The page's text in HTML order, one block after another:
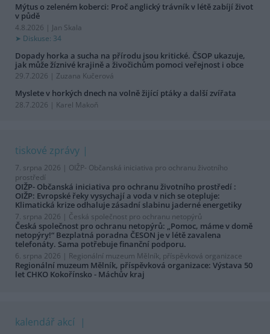
Mýtus o zeleném koberci: Proč anglický trávník v létě zabíjí život
v půdě
4.8.2026 | Jan Skala
Diskuse: 34
Dopady horka a sucha na přírodu jsou kritické. ČSOP ukazuje,
jak může žíznivé krajině a živočichům pomoci veřejnost i obce
29.7.2026 | Zuzana Kučerová
Myslete v horkých dnech na volně žijící ptáky a další zvířata
28.7.2026 | Karel Makoň
tiskové zprávy
7. srpna 2026 | OIŽP- Občanská iniciativa pro ochranu životního
prostředí
OIŽP- Občanská iniciativa pro ochranu životního prostředí :
OIŽP: Evropské řeky vysychají a voda v nich se otepluje:
Klimatická krize odhaluje zásadní slabinu jaderné energetiky
7. srpna 2026 | Česká společnost pro ochranu netopýrů
Česká společnost pro ochranu netopýrů: „Pomoc, máme v domě
netopýry!“ Bezplatná poradna ČESON je v létě zavalena
telefonáty. Sama potřebuje finanční podporu.
6. srpna 2026 | Regionální muzeum Mělník, příspěvková organizace
Regionální muzeum Mělník, příspěvková organizace: Výstava 50
let CHKO Kokořínsko - Máchův kraj
kalendář akcí